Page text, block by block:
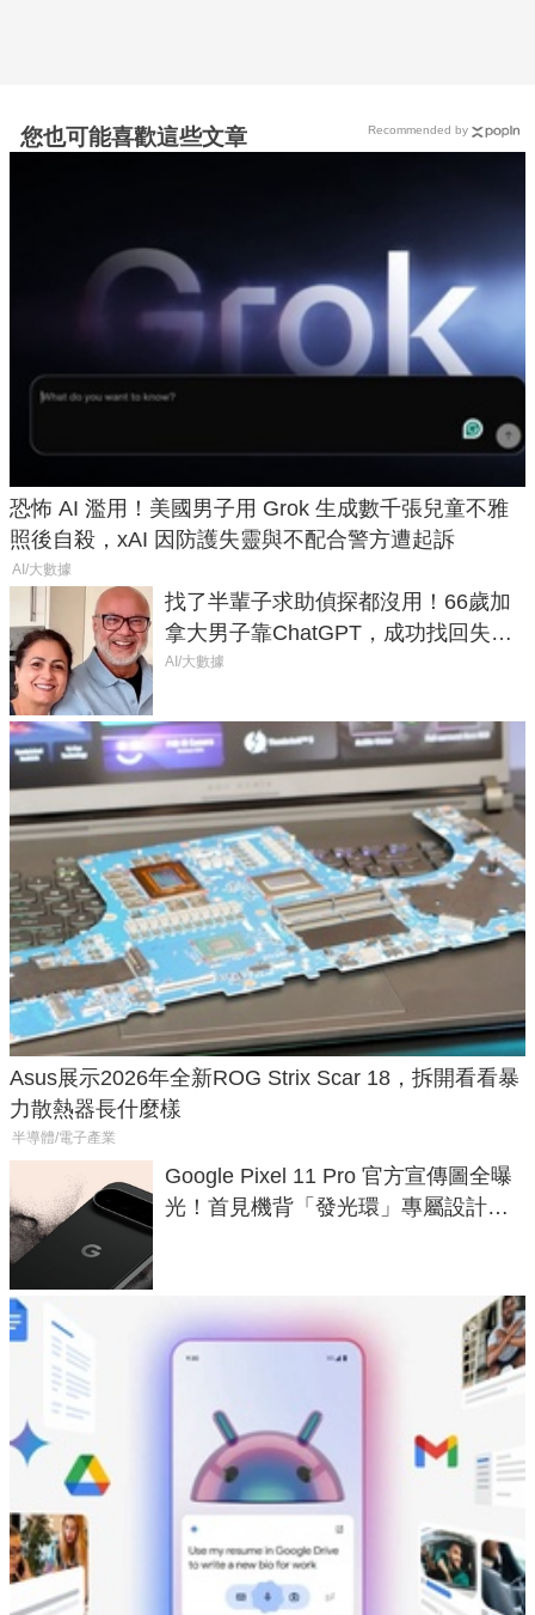
您也可能喜歡這些文章
恐怖 AI 濫用！美國男子用 Grok 生成數千張兒童不雅
照後自殺，xAI 因防護失靈與不配合警方遭起訴
AI/大數據
找了半輩子求助偵探都沒用！66歲加
拿大男子靠ChatGPT，成功找回失散
50年家人
AI/大數據
Asus展示2026年全新ROG Strix Scar 18，拆開看看暴
力散熱器長什麼樣
半導體/電子產業
Google Pixel 11 Pro 官方宣傳圖全曝
光！首見機背「發光環」專屬設計、
Recommended by